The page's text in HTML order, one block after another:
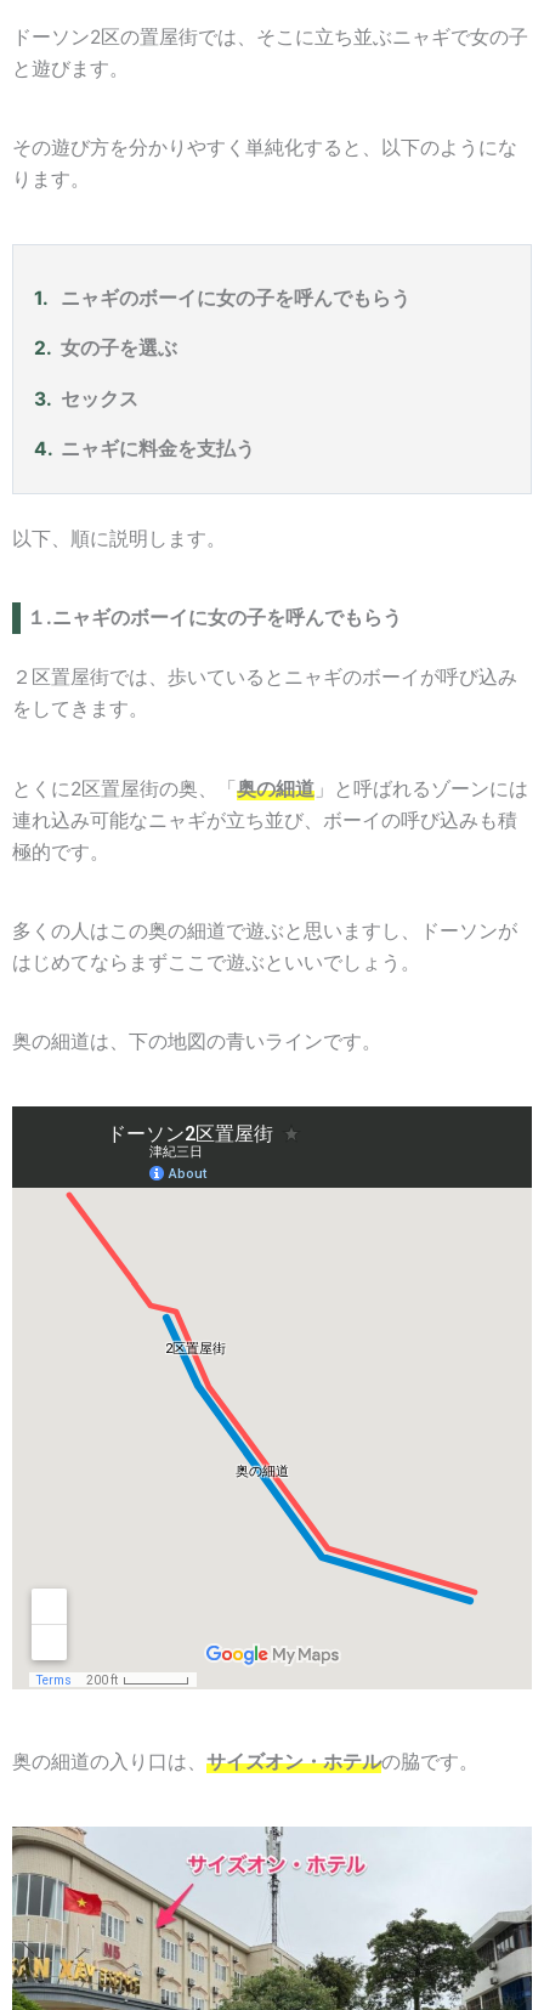
ドーソン2区の置屋街では、そこに立ち並ぶニャギで女の子
と遊びます。
その遊び方を分かりやすく単純化すると、以下のようにな
ります。
ニャギのボーイに女の子を呼んでもらう
女の子を選ぶ
セックス
ニャギに料金を支払う
以下、順に説明します。
１.ニャギのボーイに女の子を呼んでもらう
２区置屋街では、歩いているとニャギのボーイが呼び込み
をしてきます。
とくに2区置屋街の奥、「奥の細道 」と呼ばれるゾーンには
連れ込み可能なニャギが立ち並び、ボーイの呼び込みも積
極的です。
多くの人はこの奥の細道で遊ぶと思いますし、ドーソンが
はじめてならまずここで遊ぶといいでしょう。
奥の細道は、下の地図の青いラインです。
奥の細道の入り口は、 サイズオン・ホテルの脇です。